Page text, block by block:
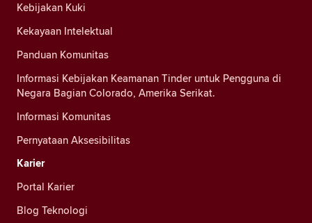
Kebijakan Kuki
Kekayaan Intelektual
Panduan Komunitas
Informasi Kebijakan Keamanan Tinder untuk Pengguna di
Negara Bagian Colorado, Amerika Serikat.
Informasi Komunitas
Pernyataan Aksesibilitas
Karier
Portal Karier
Blog Teknologi